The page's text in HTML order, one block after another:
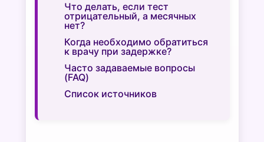
Что делать, если тест
отрицательный, а месячных
нет?
Когда необходимо обратиться
к врачу при задержке?
Часто задаваемые вопросы
(FAQ)
Список источников